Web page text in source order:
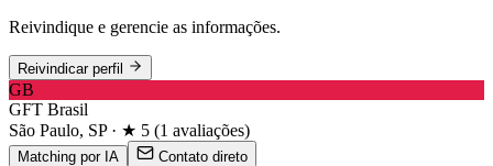
Reivindique e gerencie as informações.
Reivindicar perfil
GB
GFT Brasil
São Paulo, SP · ★ 5 (1 avaliações)
Matching por IA Contato direto